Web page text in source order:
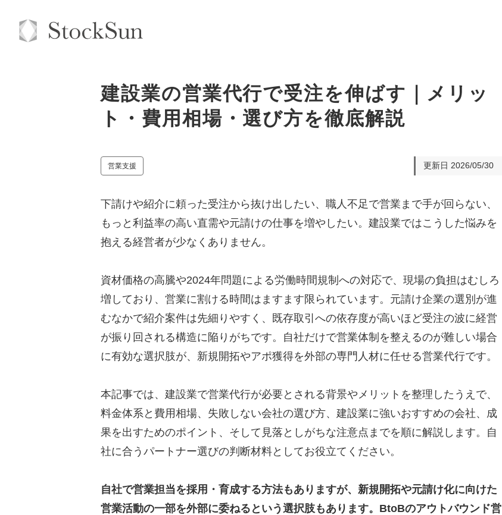
オーダーメイド支援
実績
お役立ち資料
StockSun道場
年収エージェント
会社概要・役員紹介
ミッション・ビジョン・バリュー
代表メッセージ（岩野圭佑）
取締役メッセージ（株本祐己）
業務委託
認定パートナー
インターン
建設業の営業代行で受注を伸ばす｜メリッ
ト・費用相場・選び方を徹底解説
営業支援 更新日 2026/05/30
下請けや紹介に頼った受注から抜け出したい、職人不足で営業まで手が回らない、
もっと利益率の高い直需や元請けの仕事を増やしたい。建設業ではこうした悩みを
抱える経営者が少なくありません。
資材価格の高騰や2024年問題による労働時間規制への対応で、現場の負担はむしろ
増しており、営業に割ける時間はますます限られています。元請け企業の選別が進
むなかで紹介案件は先細りやすく、既存取引への依存度が高いほど受注の波に経営
が振り回される構造に陥りがちです。自社だけで営業体制を整えるのが難しい場合
に有効な選択肢が、新規開拓やアポ獲得を外部の専門人材に任せる営業代行です。
本記事では、建設業で営業代行が必要とされる背景やメリットを整理したうえで、
料金体系と費用相場、失敗しない会社の選び方、建設業に強いおすすめの会社、成
果を出すためのポイント、そして見落としがちな注意点までを順に解説します。自
社に合うパートナー選びの判断材料としてお役立てください。
自社で営業担当を採用・育成する方法もありますが、新規開拓や元請け化に向けた
営業活動の一部を外部に委ねるという選択肢もあります。BtoBのアウトバウンド営